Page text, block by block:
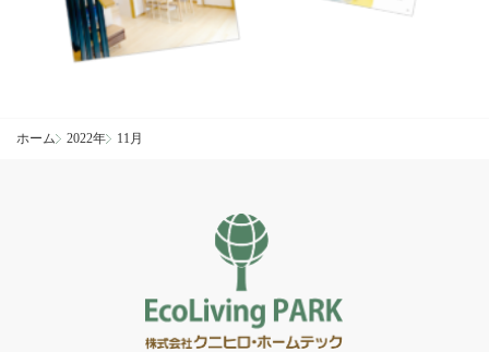
ホーム 2022年 11月